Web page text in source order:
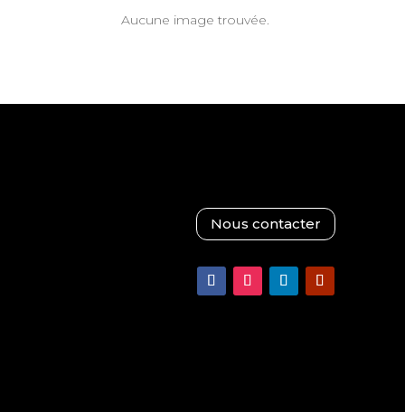
Aucune image trouvée.
Nous contacter